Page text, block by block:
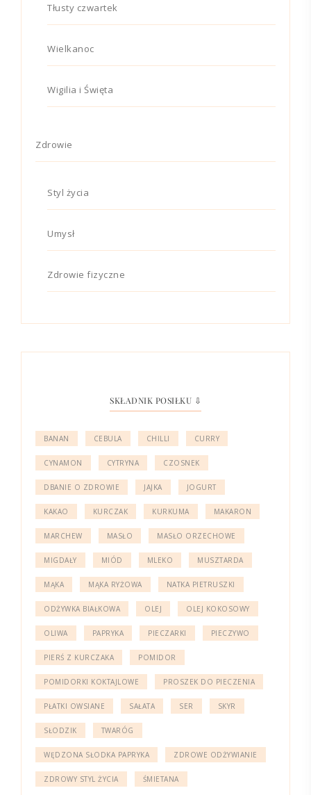
Tłusty czwartek
Wielkanoc
Wigilia i Święta
Zdrowie
Styl życia
Umysł
Zdrowie fizyczne
SKŁADNIK POSIŁKU ⇩
BANAN CEBULA CHILLI CURRY
CYNAMON CYTRYNA CZOSNEK
DBANIE O ZDROWIE JAJKA JOGURT
KAKAO KURCZAK KURKUMA MAKARON
MARCHEW MASŁO MASŁO ORZECHOWE
MIGDAŁY MIÓD MLEKO MUSZTARDA
MĄKA MĄKA RYŻOWA NATKA PIETRUSZKI
ODŻYWKA BIAŁKOWA OLEJ OLEJ KOKOSOWY
OLIWA PAPRYKA PIECZARKI PIECZYWO
PIERŚ Z KURCZAKA POMIDOR
POMIDORKI KOKTAJLOWE PROSZEK DO PIECZENIA
PŁATKI OWSIANE SAŁATA SER SKYR
SŁODZIK TWARÓG
WĘDZONA SŁODKA PAPRYKA ZDROWE ODŻYWIANIE
ZDROWY STYL ŻYCIA ŚMIETANA